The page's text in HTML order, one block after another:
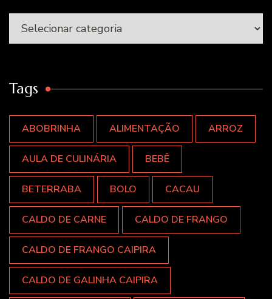
Categorias
Tags
ABOBRINHA ALIMENTAÇÃO ARROZ
AULA DE CULINÁRIA BEBÊ
BETERRABA BOLO CACAU
CALDO DE CARNE CALDO DE FRANGO
CALDO DE FRANGO CAIPIRA
CALDO DE GALINHA CAIPIRA